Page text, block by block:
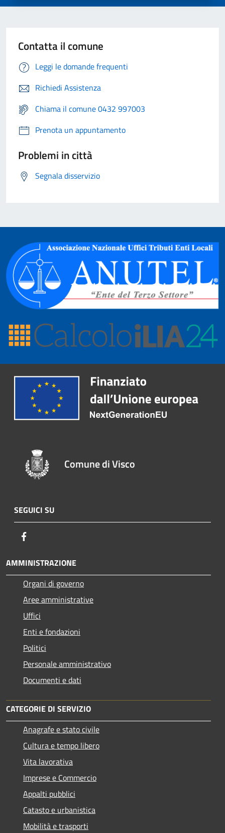
Contatta il comune
Leggi le domande frequenti
Richiedi Assistenza
Chiama il comune 0432 997003
Prenota un appuntamento
Problemi in città
Segnala disservizio
Comune di Visco
SEGUICI SU
AMMINISTRAZIONE
Organi di governo
Aree amministrative
Uffici
Enti e fondazioni
Politici
Personale amministrativo
Documenti e dati
CATEGORIE DI SERVIZIO
Anagrafe e stato civile
Cultura e tempo libero
Vita lavorativa
Imprese e Commercio
Appalti pubblici
Catasto e urbanistica
Mobilità e trasporti